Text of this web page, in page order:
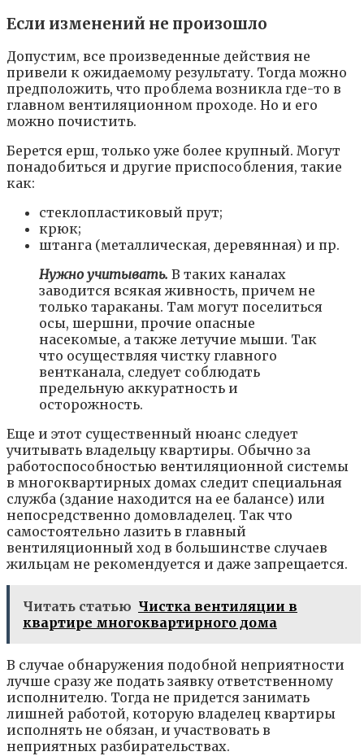
Если изменений не произошло
Допустим, все произведенные действия не
привели к ожидаемому результату. Тогда можно
предположить, что проблема возникла где-то в
главном вентиляционном проходе. Но и его
можно почистить.
Берется ерш, только уже более крупный. Могут
понадобиться и другие приспособления, такие
как:
стеклопластиковый прут;
крюк;
штанга (металлическая, деревянная) и пр.
Нужно учитывать. В таких каналах
заводится всякая живность, причем не
только тараканы. Там могут поселиться
осы, шершни, прочие опасные
насекомые, а также летучие мыши. Так
что осуществляя чистку главного
вентканала, следует соблюдать
предельную аккуратность и
осторожность.
Еще и этот существенный нюанс следует
учитывать владельцу квартиры. Обычно за
работоспособностью вентиляционной системы
в многоквартирных домах следит специальная
служба (здание находится на ее балансе) или
непосредственно домовладелец. Так что
самостоятельно лазить в главный
вентиляционный ход в большинстве случаев
жильцам не рекомендуется и даже запрещается.
Читать статью Чистка вентиляции в
квартире многоквартирного дома
В случае обнаружения подобной неприятности
лучше сразу же подать заявку ответственному
исполнителю. Тогда не придется занимать
лишней работой, которую владелец квартиры
исполнять не обязан, и участвовать в
неприятных разбирательствах.